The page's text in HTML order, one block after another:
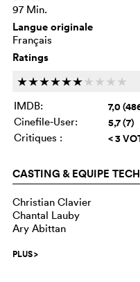
97 Min.
Langue originale
Français
Ratings
cccccc c c c c
IMDB:
7,0
Cinefile-User: 5,7 (7)
Critiques : < 3
CASTING & EQUIPE
Christian Clavier
Chantal Lauby
Ary Abittan
PLUS>